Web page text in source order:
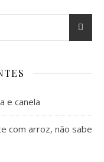
e canela
com arroz, não sabe